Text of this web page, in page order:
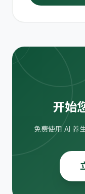
开始
免费使用 AI 养